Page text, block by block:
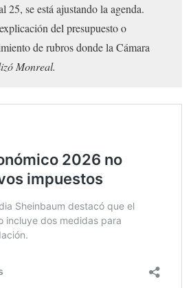
25, se está ajustando la agenda.
del presupuesto o
de rubros donde la Cámara
Monreal.